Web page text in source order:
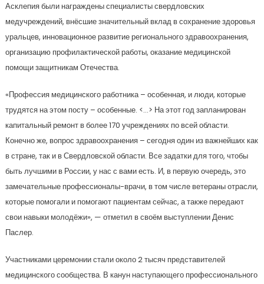
Асклепия были награждены специалисты свердловских
медучреждений, внёсшие значительный вклад в сохранение здоровья
уральцев, инновационное развитие регионального здравоохранения,
организацию профилактической работы, оказание медицинской
помощи защитникам Отечества.
«Профессия медицинского работника – особенная, и люди, которые
трудятся на этом посту – особенные. <…> На этот год запланирован
капитальный ремонт в более 170 учреждениях по всей области.
Конечно же, вопрос здравоохранения – сегодня один из важнейших как
в стране, так и в Свердловской области. Все задатки для того, чтобы
быть лучшими в России, у нас с вами есть. И, в первую очередь, это
замечательные профессионалы-врачи, в том числе ветераны отрасли,
которые помогали и помогают пациентам сейчас, а также передают
свои навыки молодёжи», — отметил в своём выступлении Денис
Паслер.
Участниками церемонии стали около 2 тысяч представителей
медицинского сообщества. В канун наступающего профессионального